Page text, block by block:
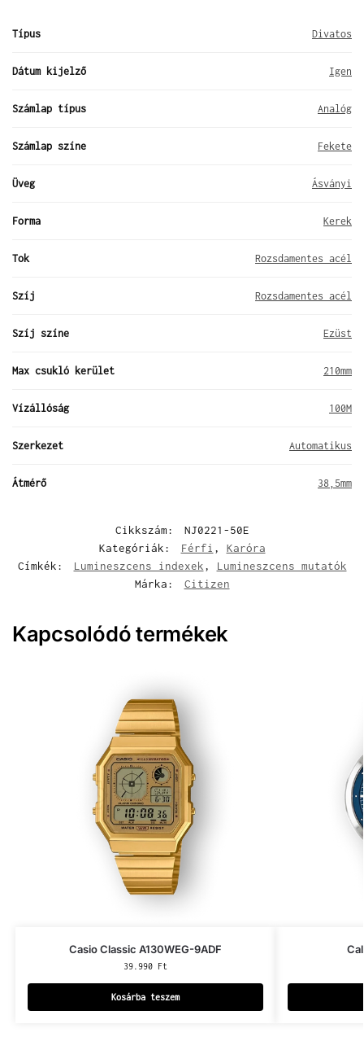
Típus Divatos
Dátum kijelző Igen
Számlap típus Analóg
Számlap színe Fekete
Üveg Ásványi
Forma Kerek
Tok Rozsdamentes acél
Szíj Rozsdamentes acél
Szíj színe Ezüst
Max csukló kerület 210mm
Vízállóság 100M
Szerkezet Automatikus
Átmérő 38,5mm
Cikkszám:
NJ0221-50E
Kategóriák:
Férfi , Karóra
Címkék:
Lumineszcens indexek, Lumineszcens mutatók
Márka:
Citizen
Kapcsolódó termékek
Casio Classic A130WEG-9ADF
39.990 Ft
Kosárba teszem